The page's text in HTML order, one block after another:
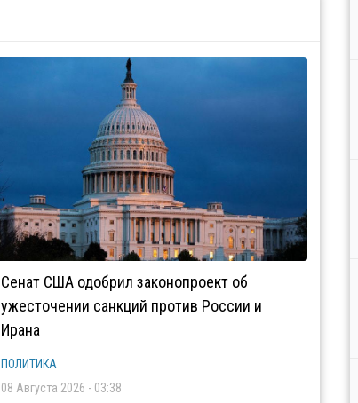
Сенат США одобрил законопроект об
ужесточении санкций против России и
Ирана
ПОЛИТИКА
08 Августа 2026 - 03:38